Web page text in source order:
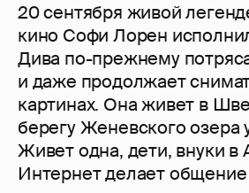
20 сентября живой
кино Софи Лорен
Дива по-прежнему
и даже продолжает
картинах. Она живет в
берегу Женевского озера
Живет одна, дети, внуки в
Интернет делает